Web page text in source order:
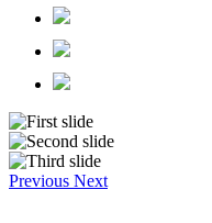
Previous Next